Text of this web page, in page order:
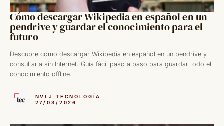
Cómo descargar Wikipedia en español en un
pendrive y guardar el conocimiento para el
futuro
Descubre cómo descargar Wikipedia en español en un pendrive y
consultarla sin Internet. Guía fácil paso a paso para guardar todo el
conocimiento offline.
NVLJ TECNOLOGÍA
27/03/2026